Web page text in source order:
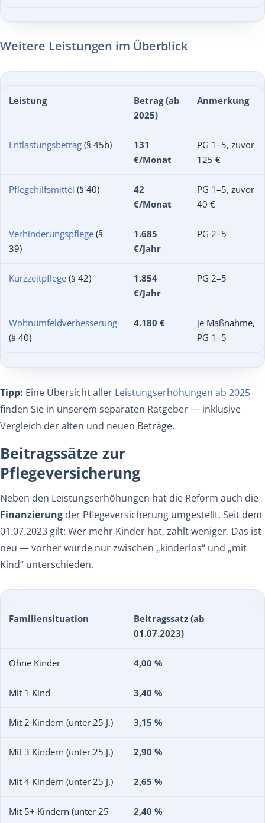
Weitere Leistungen im Überblick
Leistung
Betrag (ab
2025)
Anmerkung
Entlastungsbetrag(§ 45b)
131
€/Monat
PG 1–5, zuvor
125 €
Pflegehilfsmittel (§ 40)
42
€/Monat
PG 1–5, zuvor
40 €
Verhinderungspflege(§
39)
1.685
€/Jahr
PG 2–5
Kurzzeitpflege(§ 42)
1.854
€/Jahr
PG 2–5
Wohnumfeldverbesserung
(§ 40)
4.180 €
je Maßnahme,
PG 1–5
Tipp: Eine Übersicht aller Leistungserhöhungen ab 2025
finden Sie in unserem separaten Ratgeber — inklusive
Vergleich der alten und neuen Beträge.
Beitragssätze zur
Pflegeversicherung
Neben den Leistungserhöhungen hat die Reform auch die
Finanzierung der Pflegeversicherung umgestellt. Seit dem
01.07.2023 gilt: Wer mehr Kinder hat, zahlt weniger. Das ist
neu — vorher wurde nur zwischen „kinderlos“ und „mit
Kind“ unterschieden.
Familiensituation
Beitragssatz (ab
01.07.2023)
Ohne Kinder 4,00 %
Mit 1 Kind 3,40 %
Mit 2 Kindern (unter 25 J.) 3,15 %
Mit 3 Kindern (unter 25 J.) 2,90 %
Mit 4 Kindern (unter 25 J.) 2,65 %
Mit 5+ Kindern (unter 25
2,40 %